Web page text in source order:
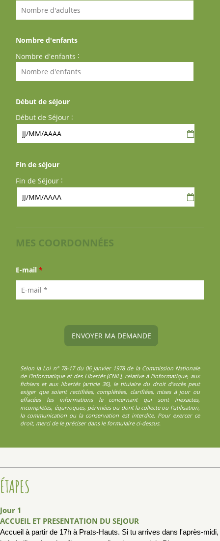
Nombre d'enfants
Nombre d'enfants :
Début de séjour
Début de Séjour :
Fin de séjour
Fin de Séjour :
MES COORDONNÉES
E-mail *
Selon la Loi n° 78-17 du 06 janvier 1978 de la Commission Nationale
de l'Informatique et des Libertés (CNIL), relative à l'informatique, aux
fichiers et aux libertés (article 36), le titulaire du droit d'accès peut
exiger que soient rectifiées, complétées, clarifiées, mises à jour ou
effacées les informations le concernant qui sont inexactes,
incomplètes, équivoques, périmées ou dont la collecte ou l'utilisation,
la communication ou la conservation est interdite. Pour exercer ce
droit, merci de le préciser dans le formulaire ci-dessus.
ÉTAPES
Jour 1
ACCUEIL ET PRESENTATION DU SEJOUR
Accueil à partir de 17h à Prats-Hauts. Si tu arrives dans l'après-midi,